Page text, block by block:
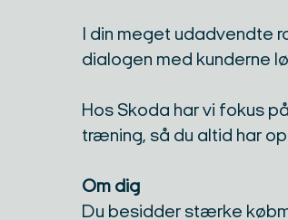
I din meget udadvendte
dialogen med kunderne
Hos Skoda har vi fokus
træning, så du altid har
Om dig
Du besidder stærke